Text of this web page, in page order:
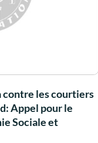
contre les courtiers
Appel pour le
Sociale et